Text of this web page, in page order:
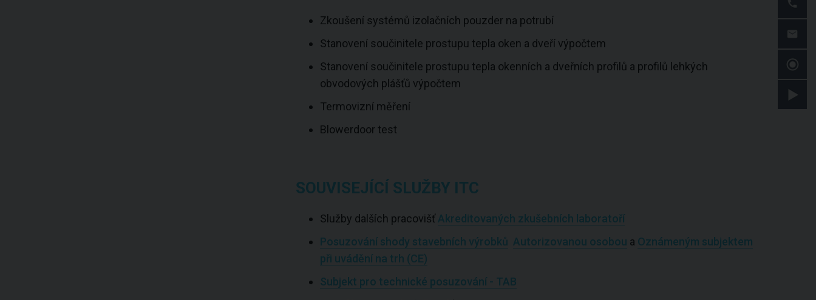
Zkoušení systémů izolačních pouzder na potrubí
Stanovení součinitele prostupu tepla oken a dveří výpočtem
Stanovení součinitele prostupu tepla okenních a dveřních profilů a profilů lehkých
obvodových plášťů výpočtem
Termovizní měření
Blowerdoor test
SOUVISEJÍCÍ SLUŽBY ITC
Služby dalších pracovišť Akreditovaných zkušebních laboratoří
Posuzování shody stavebních výrobků Autorizovanou osobou a Oznámeným subjektem
při uvádění na trh (CE)
Subjekt pro technické posuzování - TAB